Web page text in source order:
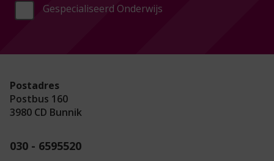
Gespecialiseerd Onderwijs
Postadres
Postbus 160
3980 CD Bunnik
030 - 6595520